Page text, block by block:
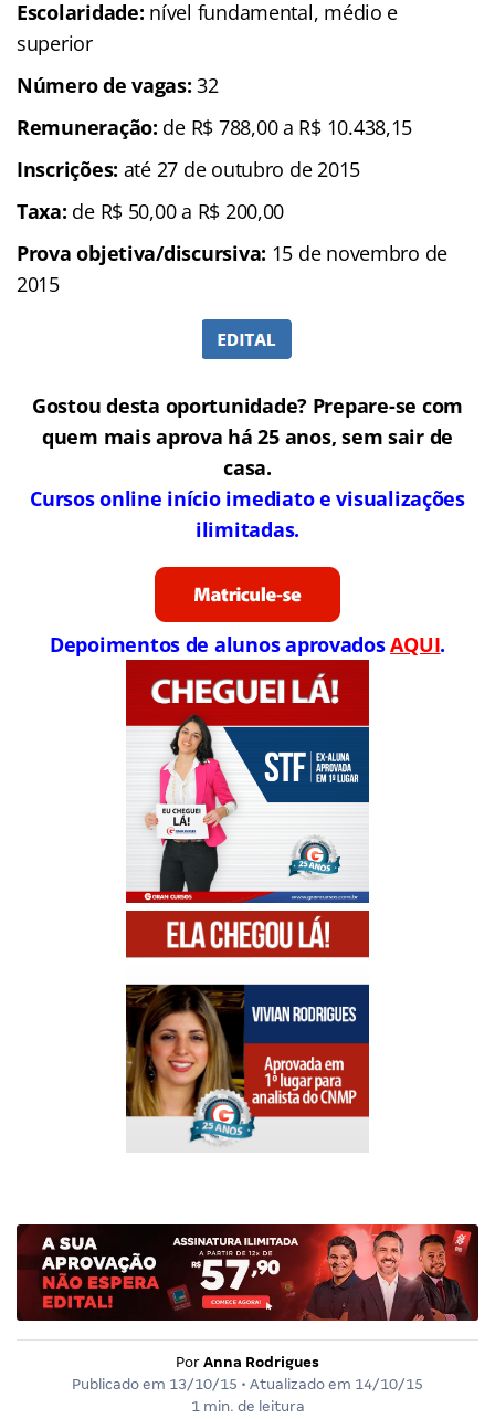
Escolaridade: nível fundamental, médio e
superior
Número de vagas: 32
Remuneração: de R$ 788,00 a R$ 10.438,15
Inscrições: até 27 de outubro de 2015
Taxa: de R$ 50,00 a R$ 200,00
Prova objetiva/discursiva: 15 de novembro de
2015
Gostou desta oportunidade? Prepare-se com
quem mais aprova há 25 anos, sem sair de
casa.
Cursos online início imediato e visualizações
ilimitadas.
Depoimentos de alunos aprovadosAQUI.
Por Anna Rodrigues
Publicado em 13/10/15 • Atualizado em 14/10/15
1 min. de leitura